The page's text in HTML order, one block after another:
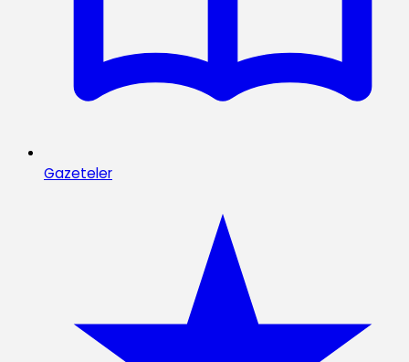
Gazeteler